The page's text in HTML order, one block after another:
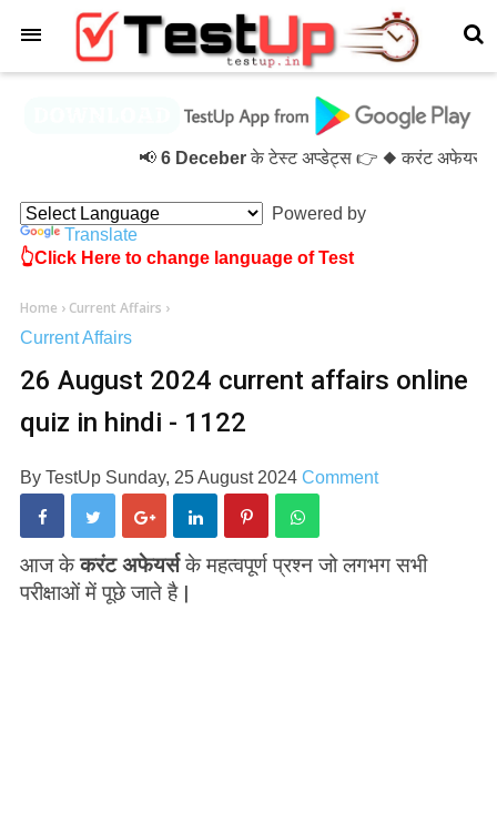
6 Deceberके टेस्ट अप्डेट्स 👉 ◆ करंट
Powered by
Translate
👆Click Here to change language of Test
Home › Current Affairs ›
Current Affairs
26 August 2024 current affairs online
quiz in hindi - 1122
By TestUp Sunday, 25 August 2024 Comment
आज केकरंट अफेयर्सके महत्वपूर्ण प्रश्न जो लगभग सभी
परीक्षाओं में पूछे जाते है |